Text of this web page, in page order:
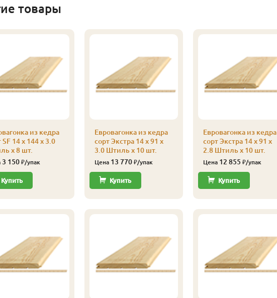
товары
из кедра
SF 14 x 144 x 3.0
x 8 шт.
3 150₽/упак
Купить
Евровагонка из кедра
сорт Экстра 14 x 91 x
3.0 Штиль x 10 шт.
Цена 13 770₽/упак
Купить
Евровагонка из кедра
сорт Экстра 14 x 91 x
2.8 Штиль x 10 шт.
Цена 12 855 ₽/упак
Купить